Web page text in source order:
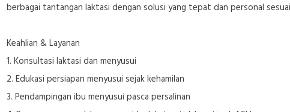
berbagai tantangan laktasi dengan solusi yang tepat dan personal
Keahlian & Layanan
1. Konsultasi laktasi dan menyusui
2. Edukasi persiapan menyusui sejak kehamilan
3. Pendampingan ibu menyusui pasca persalinan